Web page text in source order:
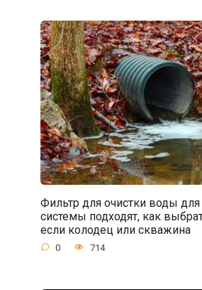
Фильтр для очистки воды для
системы подходят, как
если колодец или скважина
0 714